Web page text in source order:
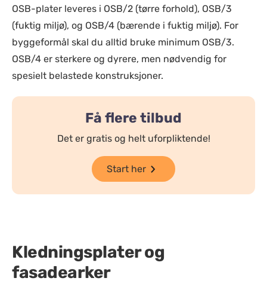
OSB-plater leveres i OSB/2 (tørre forhold), OSB/3
(fuktig miljø), og OSB/4 (bærende i fuktig miljø). For
byggeformål skal du alltid bruke minimum OSB/3.
OSB/4 er sterkere og dyrere, men nødvendig for
spesielt belastede konstruksjoner.
Få flere tilbud
Det er gratis og helt uforpliktende!
Start her
Kledningsplater og
fasadearker